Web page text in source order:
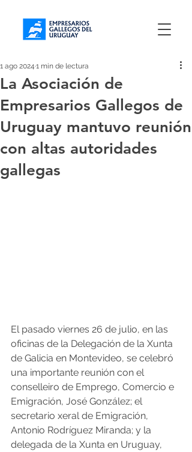
La Asociación de
Empresarios Gallegos de
Uruguay mantuvo reunión
con altas autoridades
gallegas
1 ago 2024 1 min de lectura
El pasado viernes 26 de julio, en las
oficinas de la Delegación de la Xunta
de Galicia en Montevideo, se celebró
una importante reunión con el
conselleiro de Emprego, Comercio e
Emigración, José González; el
secretario xeral de Emigración,
Antonio Rodríguez Miranda; y la
delegada de la Xunta en Uruguay,